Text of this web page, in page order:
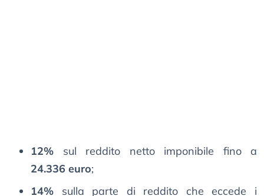
12% sul reddito netto imponibile fino a
24.336 euro;
14% sulla parte di reddito che eccede i